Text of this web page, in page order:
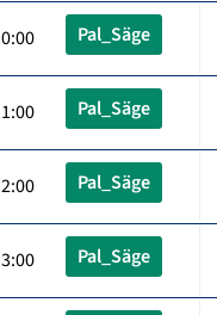
Pal_Säge
Pal_Säge
Pal_Säge
Pal_Säge